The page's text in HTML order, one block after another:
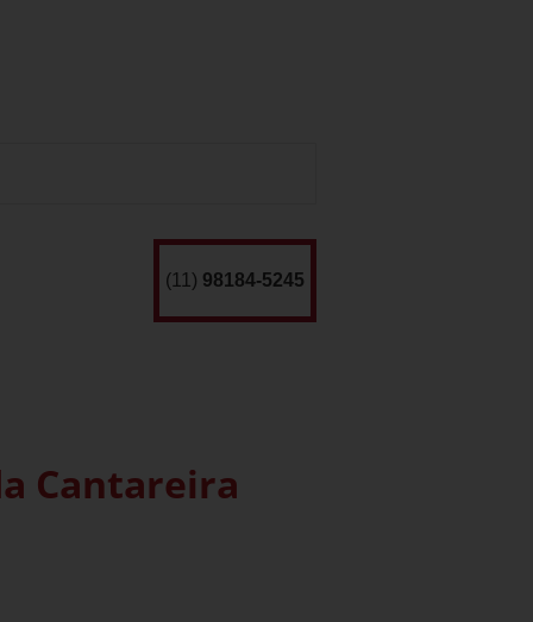
(11) 98184-5245
Cantareira